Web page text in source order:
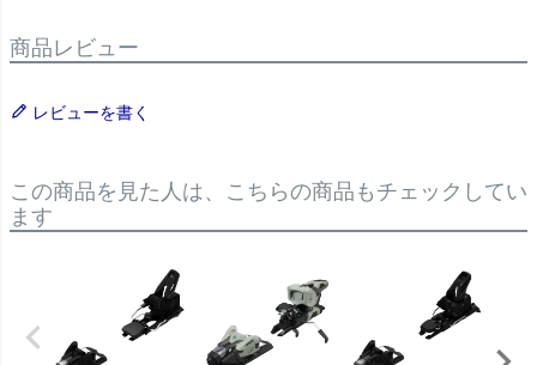
商品レビュー
レビューを書く
この商品を見た人は、こちらの商品もチェックしてい
ます